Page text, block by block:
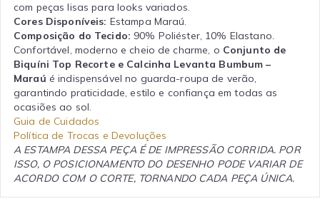
com peças lisas para looks variados.
Cores Disponíveis: Estampa Maraú.
Composição do Tecido: 90% Poliéster, 10% Elastano.
Confortável, moderno e cheio de charme, o Conjunto de
Biquíni Top Recorte e Calcinha Levanta Bumbum –
Maraú é indispensável no guarda-roupa de verão,
garantindo praticidade, estilo e confiança em todas as
ocasiões ao sol.
Guia de Cuidados
Política de Trocas e Devoluções
A ESTAMPA DESSA PEÇA É DE IMPRESSÃO CORRIDA. POR
ISSO, O POSICIONAMENTO DO DESENHO PODE VARIAR DE
ACORDO COM O CORTE, TORNANDO CADA PEÇA ÚNICA.